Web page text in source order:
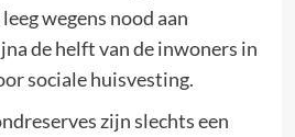
wegens nood aan
de helft van de inwoners in
sociale huisvesting.
zijn slechts een